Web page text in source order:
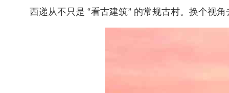
西递从不只是 “看古建筑” 的常规古村。换个视角